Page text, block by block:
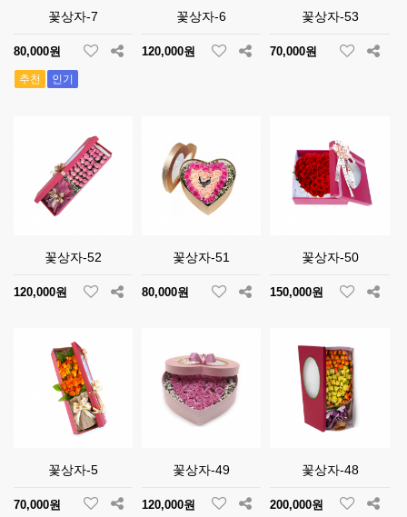
꽃상자-7
80,000원
추천 인기
꽃상자-6
120,000원
꽃상자-53
70,000원
꽃상자-52
120,000원
꽃상자-51
80,000원
꽃상자-50
150,000원
꽃상자-5
70,000원
꽃상자-49
120,000원
꽃상자-48
200,000원